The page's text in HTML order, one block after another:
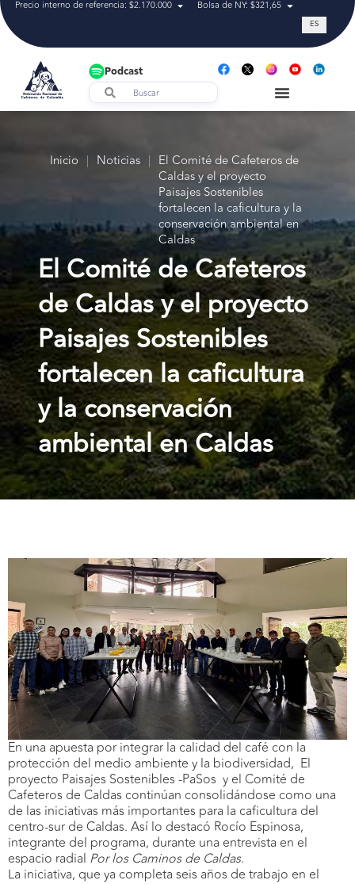
Precio interno de referencia: $2.170.000 Bolsa de NY: $321,65 Tasa de
ES
Podcast
Inicio | Noticias | El Comité de Cafeteros de
Caldas y el proyecto
Paisajes Sostenibles
fortalecen la caficultura y la
conservación ambiental en
Caldas
El Comité de Cafeteros
de Caldas y el proyecto
Paisajes Sostenibles
fortalecen la caficultura
y la conservación
ambiental en Caldas
En una apuesta por integrar la calidad del café con la
protección del medio ambiente y la biodiversidad, El
proyecto Paisajes Sostenibles -PaSos y el Comité de
Cafeteros de Caldas continúan consolidándose como una
de las iniciativas más importantes para la caficultura del
centro-sur de Caldas. Así lo destacó Rocío Espinosa,
integrante del programa, durante una entrevista en el
espacio radial Por los Caminos de Caldas.
La iniciativa, que ya completa seis años de trabajo en el